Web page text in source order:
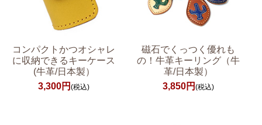
コンパクトかつオシャレ
に収納できるキーケース
(牛革/日本製）
3,300円(税込)
磁石でくっつく優れも
の！牛革キーリング（牛
革/日本製）
3,850円 (税込)